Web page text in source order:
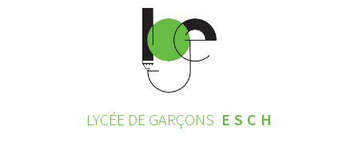
LYCÉE DE GARÇONS ESCH